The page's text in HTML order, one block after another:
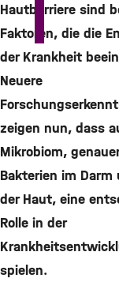
Hautbarriere sind
Faktoren, die die
der Krankheit
Neuere
zeigen nun, dass
Mikrobiom,
Bakterien im Darm
der Haut, eine
Rolle in der
spielen.